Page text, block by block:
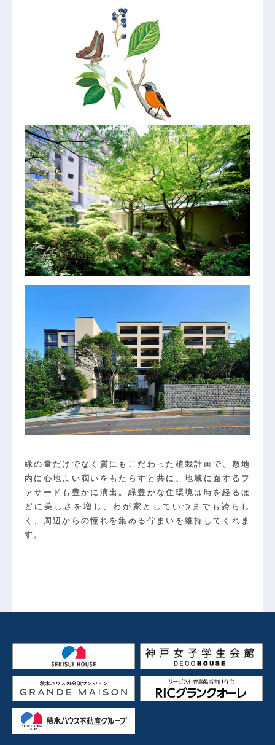
緑の量だけでなく質にもこだわった植栽計画で、敷地
内に心地よい潤いをもたらすと共に、地域に面するフ
ァサードも豊かに演出。緑豊かな住環境は時を経るほ
どに美しさを増し、わが家としていつまでも誇らし
く、周辺からの憧れを集める佇まいを維持してくれま
す。